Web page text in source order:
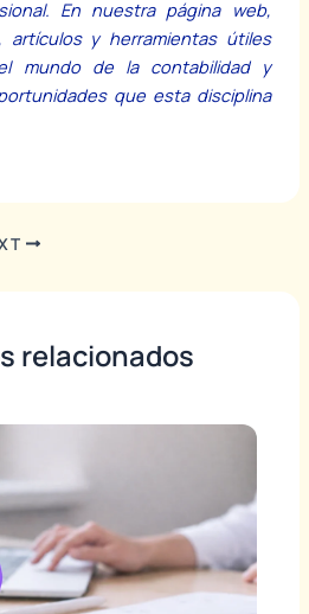
En nuestra página web,
artículos y herramientas útiles
mundo de la contabilidad y
que esta disciplina
relacionados